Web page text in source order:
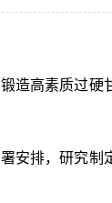
造高素质过硬
安排，研究